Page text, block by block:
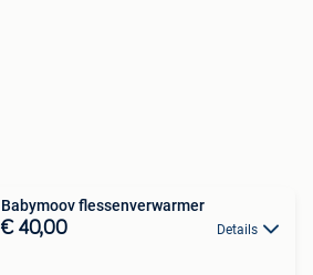
Babymoov flessenverwarmer
€ 40,00 Details